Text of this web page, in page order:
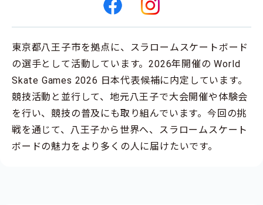
東京都八王子市を拠点に、スラロームスケートボード
の選手として活動しています。2026年開催の World
Skate Games 2026 日本代表候補に内定しています。
競技活動と並行して、地元八王子で大会開催や体験会
を行い、競技の普及にも取り組んでいます。今回の挑
戦を通じて、八王子から世界へ、スラロームスケート
ボードの魅力をより多くの人に届けたいです。